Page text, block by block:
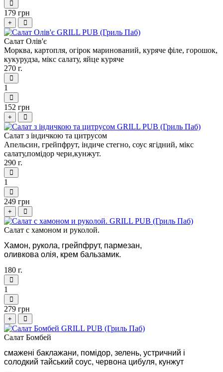
179 грн
+
Салат Олів'є
Морква, картопля, огірок маринований, куряче філе, горошок,
кукурудза, мікс салату, яйце куряче
270 г.
1
152 грн
+
Салат з індичкою та цитрусом
Апельсин, грейпфрут, індиче стегно, соус ягідний, мікс
салату,помiдор чери,кунжут.
290 г.
1
249 грн
+
Салат с хамоном и руколой.
Хамон, рукола, грейпфрут, пармезан,
оливкова олія, крем бальзамик.
180 г.
1
279 грн
+
Салат Бомбей
смажені баклажани, помідор, зелень, устричний і
солодкий тайський соус, червона цибуля, кунжут